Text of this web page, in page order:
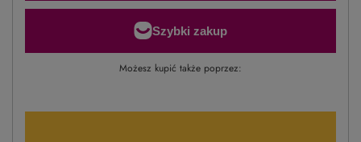
Możesz kupić także poprzez: